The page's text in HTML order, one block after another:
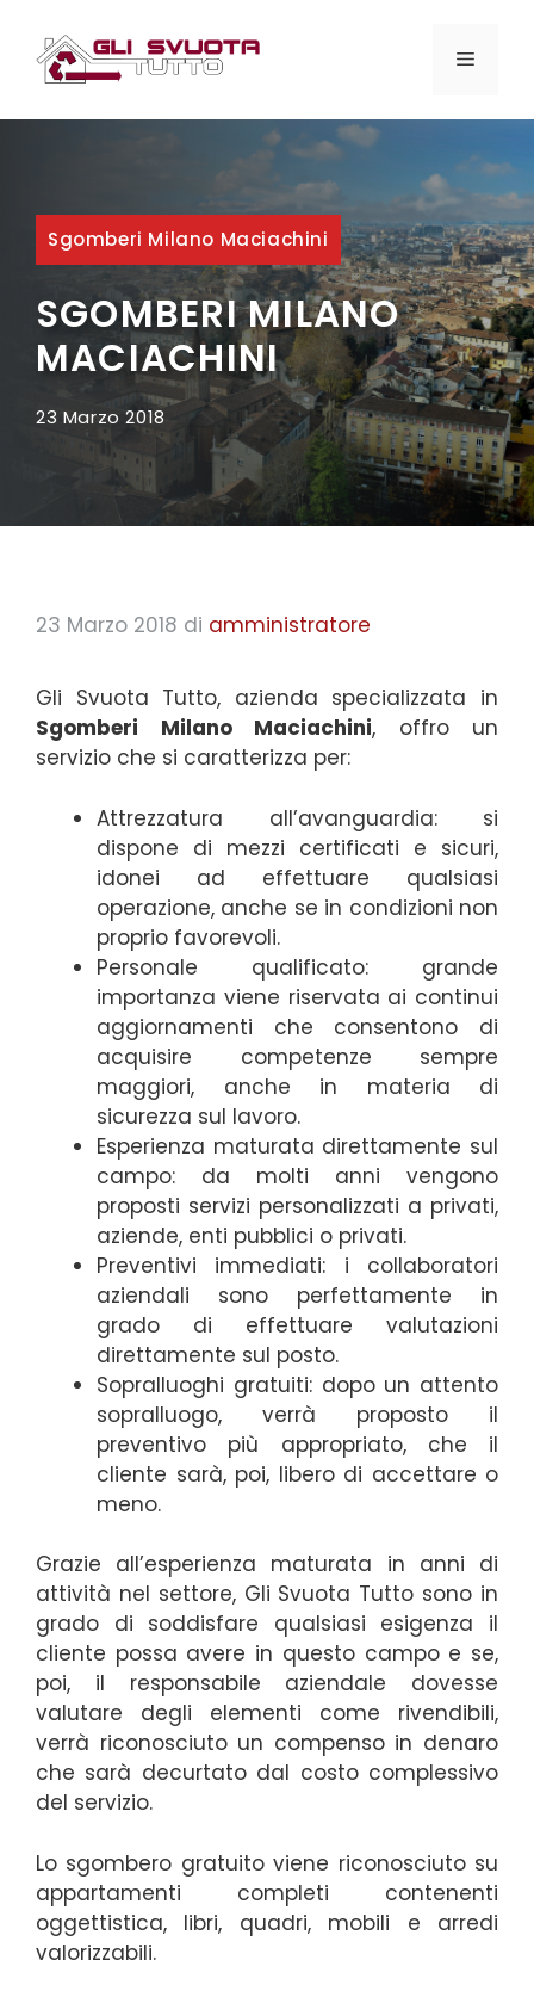
contenuto
MENU
Sgomberi Milano Maciachini
SGOMBERI MILANO
MACIACHINI
23 Marzo 2018
23 Marzo 2018 di amministratore
Gli Svuota Tutto, azienda specializzata in
Sgomberi Milano Maciachini, offro un
servizio che si caratterizza per:
Attrezzatura all’avanguardia: si
dispone di mezzi certificati e sicuri,
idonei ad effettuare qualsiasi
operazione, anche se in condizioni non
proprio favorevoli.
Personale qualificato: grande
importanza viene riservata ai continui
aggiornamenti che consentono di
acquisire competenze sempre
maggiori, anche in materia di
sicurezza sul lavoro.
Esperienza maturata direttamente sul
campo: da molti anni vengono
proposti servizi personalizzati a privati,
aziende, enti pubblici o privati.
Preventivi immediati: i collaboratori
aziendali sono perfettamente in
grado di effettuare valutazioni
direttamente sul posto.
Sopralluoghi gratuiti: dopo un attento
sopralluogo, verrà proposto il
preventivo più appropriato, che il
cliente sarà, poi, libero di accettare o
meno.
Grazie all’esperienza maturata in anni di
attività nel settore, Gli Svuota Tutto sono in
grado di soddisfare qualsiasi esigenza il
cliente possa avere in questo campo e se,
poi, il responsabile aziendale dovesse
valutare degli elementi come rivendibili,
verrà riconosciuto un compenso in denaro
che sarà decurtato dal costo complessivo
del servizio.
Lo sgombero gratuito viene riconosciuto su
appartamenti completi contenenti
oggettistica, libri, quadri, mobili e arredi
valorizzabili.